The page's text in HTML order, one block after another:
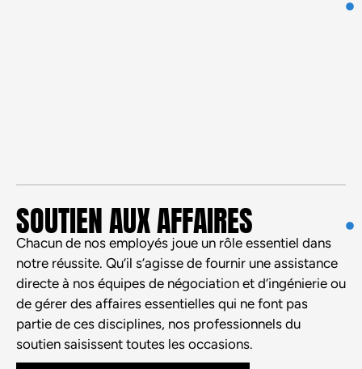
SOUTIEN AUX AFFAIRES
Chacun de nos employés joue un rôle essentiel dans
notre réussite. Qu’il s’agisse de fournir une assistance
directe à nos équipes de négociation et d’ingénierie ou
de gérer des affaires essentielles qui ne font pas
partie de ces disciplines, nos professionnels du
soutien saisissent toutes les occasions.